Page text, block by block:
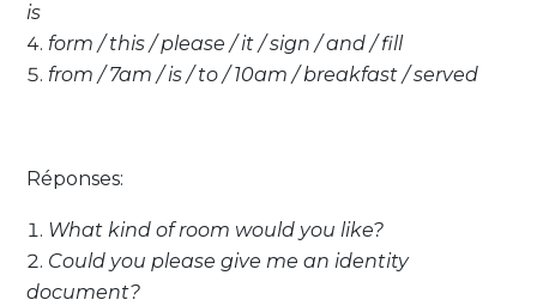
is
form / this / please / it / sign / and / fill
from / 7am / is / to / 10am / breakfast / served
Réponses:
What kind of room would you like?
Could you please give me an identity
document?